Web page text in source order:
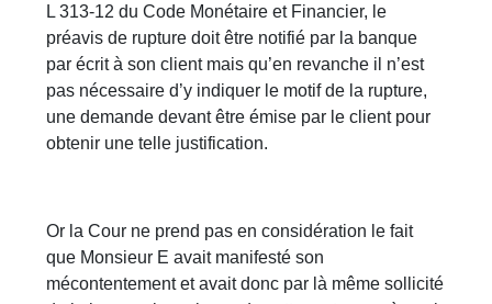
L 313-12 du Code Monétaire et Financier, le
préavis de rupture doit être notifié par la banque
par écrit à son client mais qu’en revanche il n’est
pas nécessaire d’y indiquer le motif de la rupture,
une demande devant être émise par le client pour
obtenir une telle justification.
Or la Cour ne prend pas en considération le fait
que Monsieur E avait manifesté son
mécontentement et avait donc par là même sollicité